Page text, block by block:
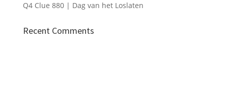
Q4 Clue 880 | Dag van het Loslaten
Recent Comments